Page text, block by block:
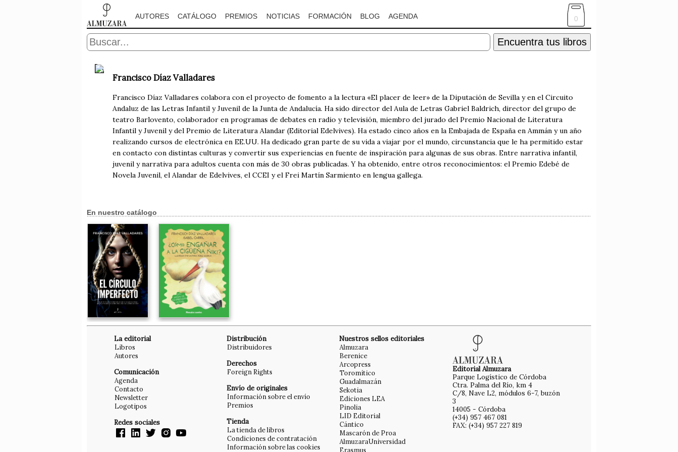
AUTORES CATÁLOGO PREMIOS NOTICIAS FORMACIÓN BLOG AGENDA 0
Encuentra tus libros
Francisco Díaz Valladares
Francisco Díaz Valladares colabora con el proyecto de fomento a la lectura «El placer de leer» de la Diputación de Sevilla y en el Circuito
Andaluz de las Letras Infantil y Juvenil de la Junta de Andalucía. Ha sido director del Aula de Letras Gabriel Baldrich, director del grupo de
teatro Barlovento, colaborador en programas de debates en radio y televisión, miembro del jurado del Premio Nacional de Literatura
Infantil y Juvenil y del Premio de Literatura Alandar (Editorial Edelvives). Ha estado cinco años en la Embajada de España en Ammán y un año
realizando cursos de electrónica en EE.UU. Ha dedicado gran parte de su vida a viajar por el mundo, circunstancia que le ha permitido estar
en contacto con distintas culturas y convertir sus experiencias en fuente de inspiración para algunas de sus obras. Entre narrativa infantil,
juvenil y narrativa para adultos cuenta con más de 30 obras publicadas. Y ha obtenido, entre otros reconocimientos: el Premio Edebé de
Novela Juvenil, el Alandar de Edelvives, el CCEI y el Frei Martín Sarmiento en lengua gallega.
En nuestro catálogo
La editorial
Libros
Autores
Comunicación
Agenda
Contacto
Newsletter
Logotipos
Redes sociales
Distribución
Distribuidores
Derechos
Foreign Rights
Envío de originales
Información sobre el envío
Premios
Tienda
La tienda de libros
Condiciones de contratación
Información sobre las cookies
Nuestros sellos editoriales
Almuzara
Berenice
Arcopress
Toromítico
Guadalmazán
Sekotia
Ediciones LEA
Pinolia
LID Editorial
Cántico
Mascarón de Proa
AlmuzaraUniversidad
Erasmus
Editorial Almuzara
Parque Logístico de Córdoba
Ctra. Palma del Río, km 4
C/8, Nave L2, módulos 6-7, buzón
3
14005 - Córdoba
(+34) 957 467 081
FAX: (+34) 957 227 819